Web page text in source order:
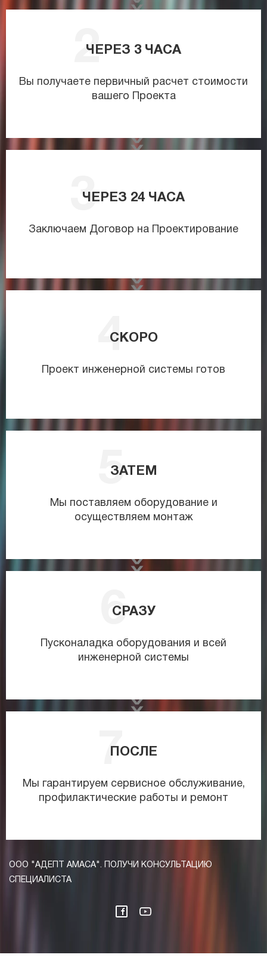
ЧЕРЕЗ 3 ЧАСА
Вы получаете первичный расчет стоимости
вашего Проекта
ЧЕРЕЗ 24 ЧАСА
Заключаем Договор на Проектирование
СКОРО
Проект инженерной системы готов
ЗАТЕМ
Мы поставляем оборудование и
осуществляем монтаж
СРАЗУ
Пусконаладка оборудования и всей
инженерной системы
ПОСЛЕ
Мы гарантируем сервисное обслуживание,
профилактические работы и ремонт
ООО "АДЕПТ АМАСА". ПОЛУЧИ КОНСУЛЬТАЦИЮ
СПЕЦИАЛИСТА